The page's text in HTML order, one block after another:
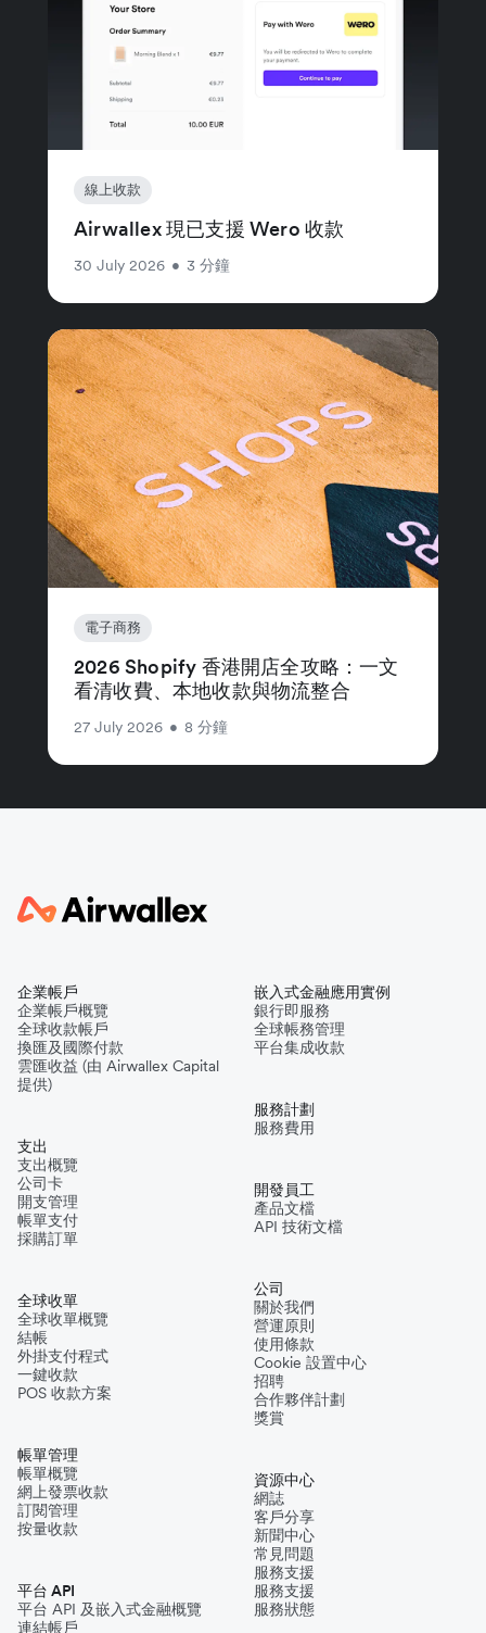
線上收款
Airwallex 現已支援 Wero 收款
30 July 2026 • 3 分鐘
電子商務
2026 Shopify 香港開店全攻略：一文
看清收費、本地收款與物流整合
27 July 2026 • 8 分鐘
企業帳戶
企業帳戶概覽
全球收款帳戶
換匯及國際付款
雲匯收益 (由 Airwallex Capital
提供)
支出
支出概覽
公司卡
開支管理
帳單支付
採購訂單
全球收單
全球收單概覽
結帳
外掛支付程式
一鍵收款
POS 收款方案
帳單管理
帳單概覽
網上發票收款
訂閱管理
按量收款
平台 API
平台 API 及嵌入式金融概覽
連結帳戶
嵌入式金融應用實例
銀行即服務
全球帳務管理
平台集成收款
服務計劃
服務費用
開發員工
產品文檔
API 技術文檔
公司
關於我們
營運原則
使用條款
Cookie 設置中心
招聘
合作夥伴計劃
獎賞
資源中心
網誌
客戶分享
新聞中心
常見問題
服務支援
服務支援
服務狀態